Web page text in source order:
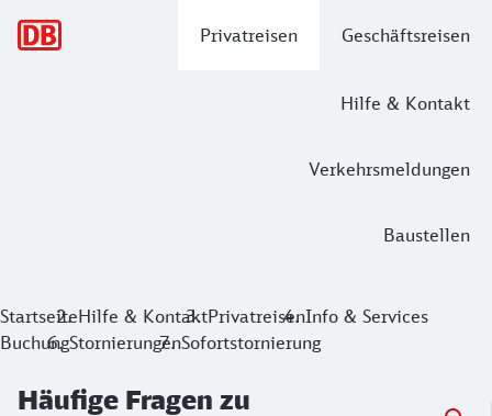
Privatreisen Geschäftsreisen
Hilfe & Kontakt
Verkehrsmeldungen
Baustellen
StartseiteHilfe & KontaktPrivatreisenInfo & Services
BuchungStornierungenSofortstornierung
Häufige Fragen zu